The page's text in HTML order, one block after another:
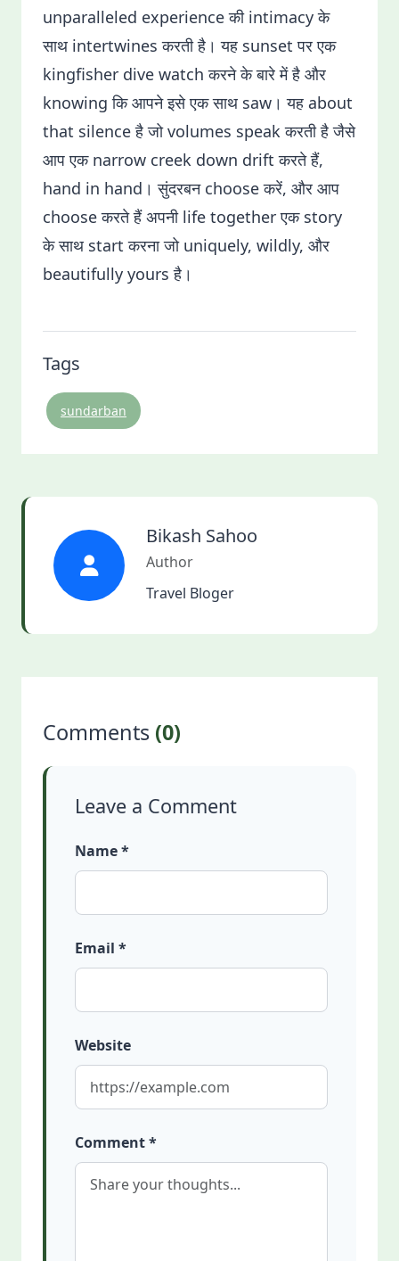
unparalleled experience की intimacy के
साथ intertwines करती है। यह sunset पर एक
kingfisher dive watch करने के बारे में है और
knowing कि आपने इसे एक साथ saw। यह about
that silence है जो volumes speak करती है जैसे
आप एक narrow creek down drift करते हैं,
hand in hand। सुंदरबन choose करें, और आप
choose करते हैं अपनी life together एक story
के साथ start करना जो uniquely, wildly, और
beautifully yours है।
Tags
sundarban
Bikash Sahoo
Author
Travel Bloger
Comments (0)
Leave a Comment
Name *
Email *
Website
Comment *